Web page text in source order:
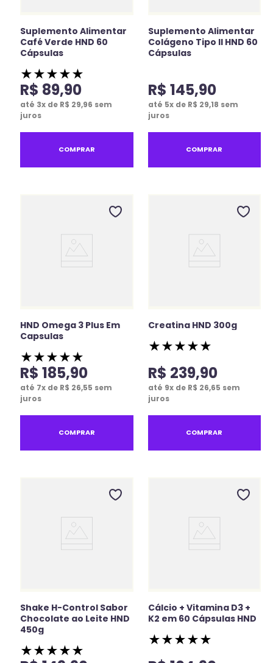
Suplemento Alimentar
Café Verde HND 60
Cápsulas
★★★★★
R$ 89,90
até 3x de R$ 29,96 sem
juros
COMPRAR
Suplemento Alimentar
Colágeno Tipo II HND 60
Cápsulas
R$ 145,90
até 5x de R$ 29,18 sem
juros
COMPRAR
HND Omega 3 Plus Em
Capsulas
★★★★★
R$ 185,90
até 7x de R$ 26,55 sem
juros
COMPRAR
Creatina HND 300g
★★★★★
R$ 239,90
até 9x de R$ 26,65 sem
juros
COMPRAR
Shake H-Control Sabor
Chocolate ao Leite HND
450g
★★★★★
Cálcio + Vitamina D3 +
K2 em 60 Cápsulas HND
★★★★★